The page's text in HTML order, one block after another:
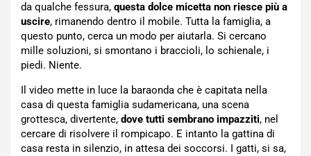
da qualche fessura, questa dolce micetta non riesce più a
uscire, rimanendo dentro il mobile. Tutta la famiglia, a
questo punto, cerca un modo per aiutarla. Si cercano
mille soluzioni, si smontano i braccioli, lo schienale, i
piedi. Niente.
Il video mette in luce la baraonda che è capitata nella
casa di questa famiglia sudamericana, una scena
grottesca, divertente, dove tutti sembrano impazziti, nel
cercare di risolvere il rompicapo. E intanto la gattina di
casa resta in silenzio, in attesa dei soccorsi. I gatti, si sa,